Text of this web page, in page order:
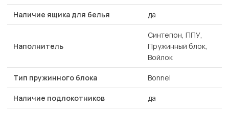
Наличие ящика для белья да
Наполнитель
Синтепон, ППУ,
Пружинный блок,
Войлок
Тип пружинного блока Bonnel
Наличие подлокотников да